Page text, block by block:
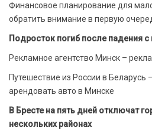
Финансовое планирование для
обратить внимание в первую
Подросток погиб после падения
Рекламное агентство Минск –
Путешествие из России в Беларусь
арендовать авто в Минске
В Бресте на пять дней отключат
нескольких районах